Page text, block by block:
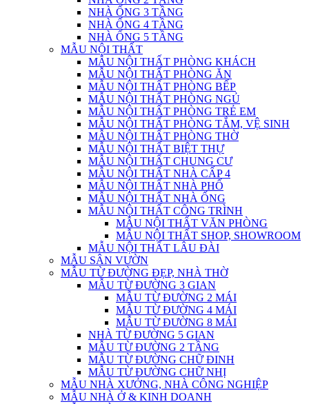
NHÀ ỐNG 3 TẦNG
NHÀ ỐNG 4 TẦNG
NHÀ ỐNG 5 TẦNG
MẪU NỘI THẤT
MẪU NỘI THẤT PHÒNG KHÁCH
MẪU NỘI THẤT PHÒNG ĂN
MẪU NỘI THẤT PHÒNG BẾP
MẪU NỘI THẤT PHÒNG NGỦ
MẪU NỘI THẤT PHÒNG TRẺ EM
MẪU NỘI THẤT PHÒNG TẮM, VỆ SINH
MẪU NỘI THẤT PHÒNG THỜ
MẪU NỘI THẤT BIỆT THỰ
MẪU NỘI THẤT CHUNG CƯ
MẪU NỘI THẤT NHÀ CẤP 4
MẪU NỘI THẤT NHÀ PHỐ
MẪU NỘI THẤT NHÀ ỐNG
MẪU NỘI THẤT CÔNG TRÌNH
MẪU NỘI THẤT VĂN PHÒNG
MẪU NỘI THẤT SHOP, SHOWROOM
MẪU NỘI THẤT LÂU ĐÀI
MẪU SÂN VƯỜN
MẪU TỪ ĐƯỜNG ĐẸP, NHÀ THỜ
MẪU TỪ ĐƯỜNG 3 GIAN
MẪU TỪ ĐƯỜNG 2 MÁI
MẪU TỪ ĐƯỜNG 4 MÁI
MẪU TỪ ĐƯỜNG 8 MÁI
NHÀ TỪ ĐƯỜNG 5 GIAN
MẪU TỪ ĐƯỜNG 2 TẦNG
MẪU TỪ ĐƯỜNG CHỮ ĐINH
MẪU TỪ ĐƯỜNG CHỮ NHỊ
MẪU NHÀ XƯỞNG, NHÀ CÔNG NGHIỆP
MẪU NHÀ Ở & KINH DOANH